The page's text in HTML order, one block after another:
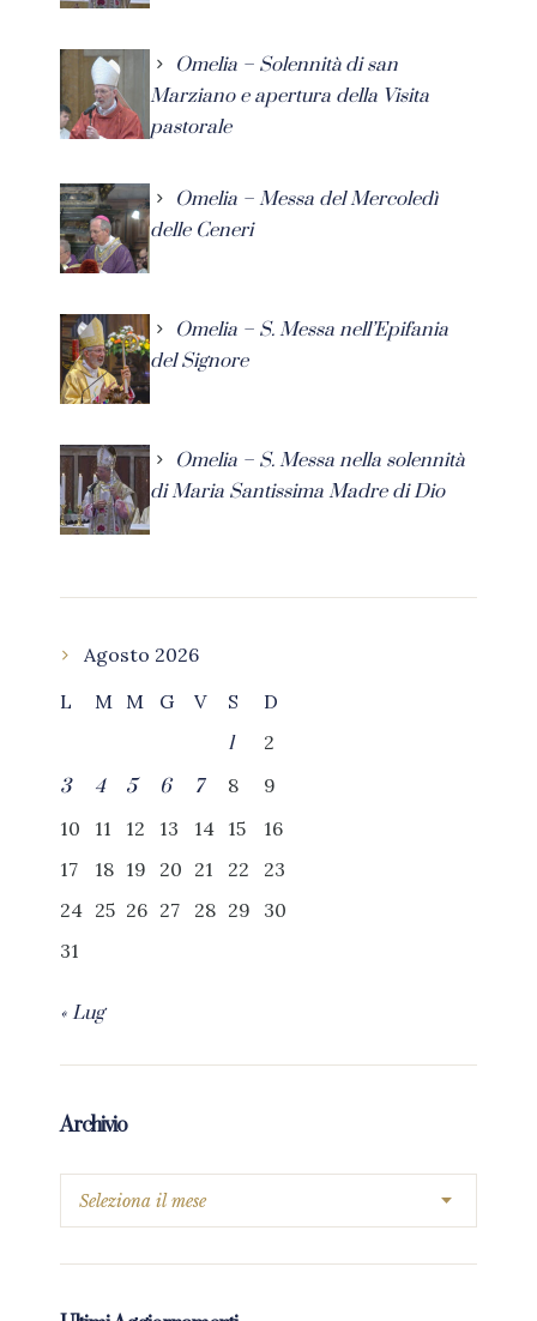
Omelia – Solennità di san
Marziano e apertura della Visita
pastorale
Omelia – Messa del Mercoledì
delle Ceneri
Omelia – S. Messa nell’Epifania
del Signore
Omelia – S. Messa nella solennità
di Maria Santissima Madre di Dio
Agosto 2026
L
M M G V S
D
1
2
3
4 5 6 7 8
9
10
11 12 13 14 15
16
17
18 19 20 21 22
23
24 25 26 27 28 29
30
31
« Lug
Archivio